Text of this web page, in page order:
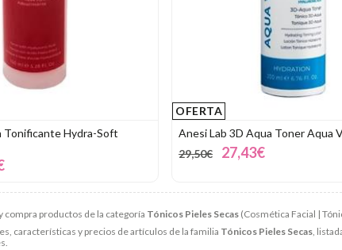
compra productos de la categoría Tónicos Pieles Secas (Cosmética Facial |
características y precios de artículos de la familia Tónicos Pieles Secas,
Tonificante Hydra-Soft
OFERTA
Anesi Lab 3D Aqua Toner Aqua
29,50€
27,43€